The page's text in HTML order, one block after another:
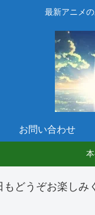
最新アニメ
お問い合わせ
どうぞお楽しみ